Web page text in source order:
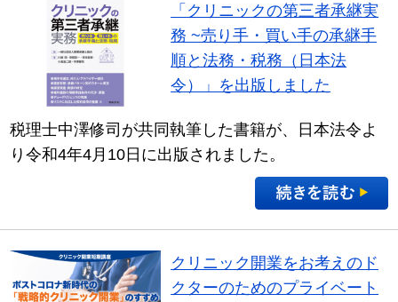
「クリニックの第三者承継実
務 ~売り手・買い手の承継手
順と法務・税務（日本法
令）」を出版しました
税理士中澤修司が共同執筆した書籍が、日本法令よ
り令和4年4月10日に出版されました。
クリニック開業をお考えのド
クターのためのプライベート